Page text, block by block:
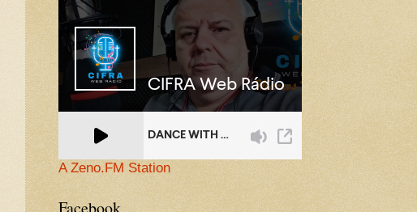
A Zeno.FM Station
Facebook